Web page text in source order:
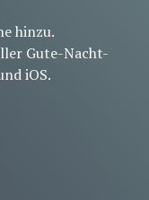
hinzu.
Gute-Nacht-
iOS.